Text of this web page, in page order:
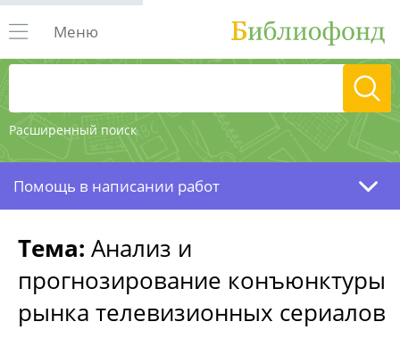
Расширенный поиск
Меню
Помощь в написании работ
Тема: Анализ и
прогнозирование конъюнктуры
рынка телевизионных сериалов